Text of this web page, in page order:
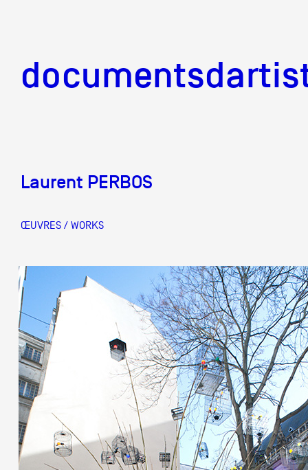
Équipe
Partenaires
Crédits
Actions
Laurent PERBOS
ŒUVRES / WORKS